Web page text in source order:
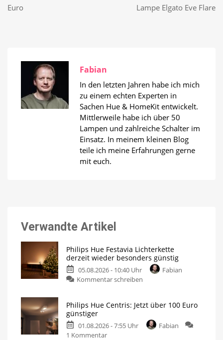
Euro
Lampe Elgato Eve Flare
Fabian
In den letzten Jahren habe ich mich
zu einem echten Experten in
Sachen Hue & HomeKit entwickelt.
Mittlerweile habe ich über 50
Lampen und zahlreiche Schalter im
Einsatz. In meinem kleinen Blog
teile ich meine Erfahrungen gerne
mit euch.
Verwandte Artikel
Philips Hue Festavia Lichterkette
derzeit wieder besonders günstig
05.08.2026 - 10:40 Uhr
Fabian
Kommentar schreiben
Festavia
derzeit
Philips Hue Centris: Jetzt über 100 Euro
günstiger
01.08.2026 - 7:55 Uhr
Fabian
1 Kommentarzu